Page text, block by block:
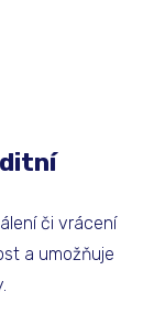
či vrácení
a umožňuje